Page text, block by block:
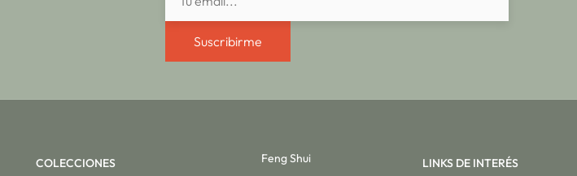
Suscribirme
COLECCIONES
Feng Shui
LINKS DE INTERÉS